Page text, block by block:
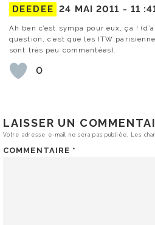
DEEDEE 24 MAI 2011 - 11
Ah ben c’est sympa pour eux, ça !
question, c’est que les ITW
sont très peu commentées).
0
LAISSER UN
Votre adresse e-mail ne sera pas publiée. Les
COMMENTAIRE *